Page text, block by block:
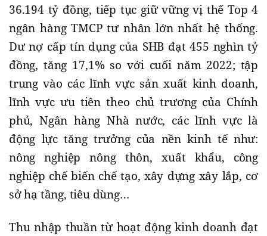
36.194 tỷ đồng, tiếp tục giữ vững vị thế Top 4
ngân hàng TMCP tư nhân lớn nhất hệ thống.
Dư nợ cấp tín dụng của SHB đạt 455 nghìn tỷ
đồng, tăng 17,1% so với cuối năm 2022; tập
trung vào các lĩnh vực sản xuất kinh doanh,
lĩnh vực ưu tiên theo chủ trương của Chính
phủ, Ngân hàng Nhà nước, các lĩnh vực là
động lực tăng trưởng của nền kinh tế như:
nông nghiệp nông thôn, xuất khẩu, công
nghiệp chế biến chế tạo, xây dựng xây lắp, cơ
sở hạ tầng, tiêu dùng…
Thu nhập thuần từ hoạt động kinh doanh đạt